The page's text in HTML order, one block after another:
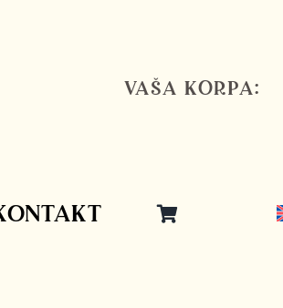
VAŠA KORPA: